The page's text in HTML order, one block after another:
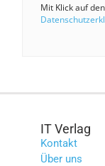
Mit Klick auf
IT Verlag
Kontakt
Über uns